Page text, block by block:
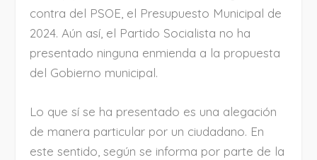
contra del PSOE, el Presupuesto Municipal de
2024. Aún así, el Partido Socialista no ha
presentado ninguna enmienda a la propuesta
del Gobierno municipal.
Lo que sí se ha presentado es una alegación
de manera particular por un ciudadano. En
este sentido, según se informa por parte de la